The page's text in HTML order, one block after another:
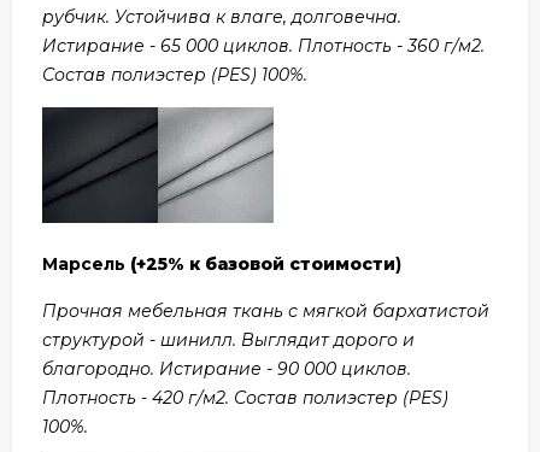
рубчик. Устойчива к влаге, долговечна.
Истирание - 65 000 циклов. Плотность - 360 г/м2.
Состав полиэстер (PES) 100%.
Марсель (+25% к базовой стоимости)
Прочная мебельная ткань с мягкой бархатистой
структурой - шинилл. Выглядит дорого и
благородно. Истирание - 90 000 циклов.
Плотность - 420 г/м2. Состав полиэстер (PES)
100%.